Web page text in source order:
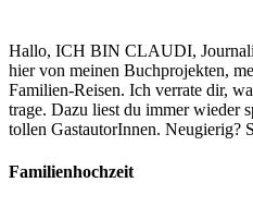
Hallo, ICH BIN CLAUDI,
hier von meinen Buchprojekten,
Familien-Reisen. Ich verrate dir,
trage. Dazu liest du immer wieder
tollen GastautorInnen. Neugierig?
Familienhochzeit